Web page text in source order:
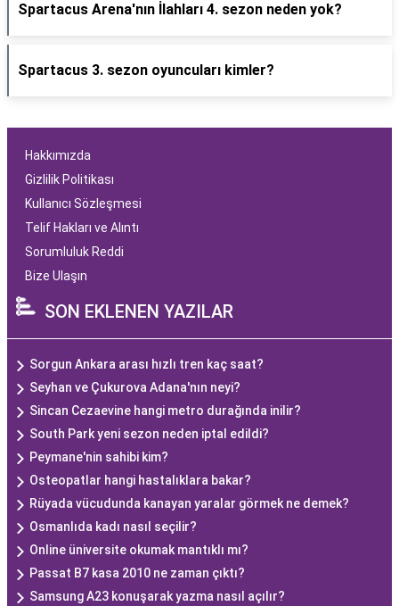
Spartacus Arena'nın İlahları 4. sezon neden yok?
Spartacus 3. sezon oyuncuları kimler?
Hakkımızda
Gizlilik Politikası
Kullanıcı Sözleşmesi
Telif Hakları ve Alıntı
Sorumluluk Reddi
Bize Ulaşın
SON EKLENEN YAZILAR
Sorgun Ankara arası hızlı tren kaç saat?
Seyhan ve Çukurova Adana'nın neyi?
Sincan Cezaevine hangi metro durağında inilir?
South Park yeni sezon neden iptal edildi?
Peymane'nin sahibi kim?
Osteopatlar hangi hastalıklara bakar?
Rüyada vücudunda kanayan yaralar görmek ne demek?
Osmanlıda kadı nasıl seçilir?
Online üniversite okumak mantıklı mı?
Passat B7 kasa 2010 ne zaman çıktı?
Samsung A23 konuşarak yazma nasıl açılır?